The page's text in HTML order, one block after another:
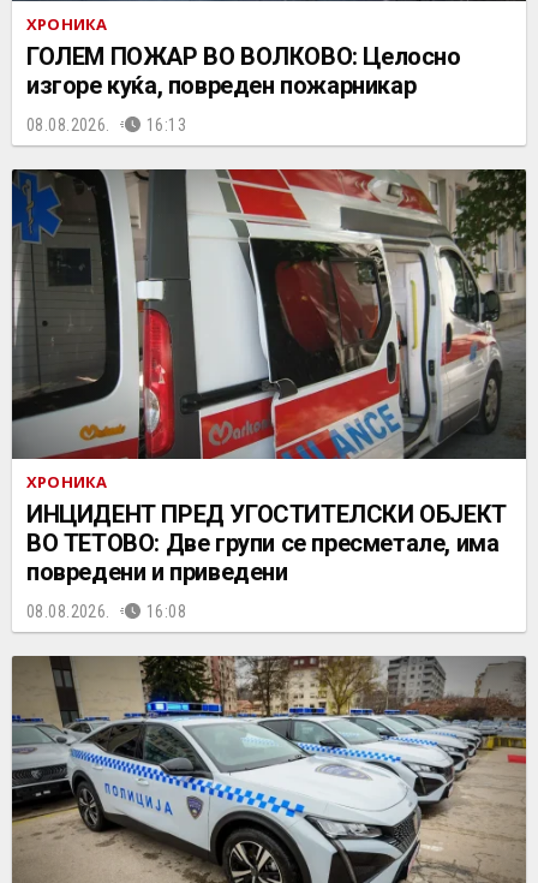
ХРОНИКА
ГОЛЕМ ПОЖАР ВО ВОЛКОВО: Целосно
изгоре куќа, повреден пожарникар
08.08.2026. 16:13
ХРОНИКА
ИНЦИДЕНТ ПРЕД УГОСТИТЕЛСКИ ОБЈЕКТ
ВО ТЕТОВО: Две групи се пресметале, има
повредени и приведени
08.08.2026. 16:08